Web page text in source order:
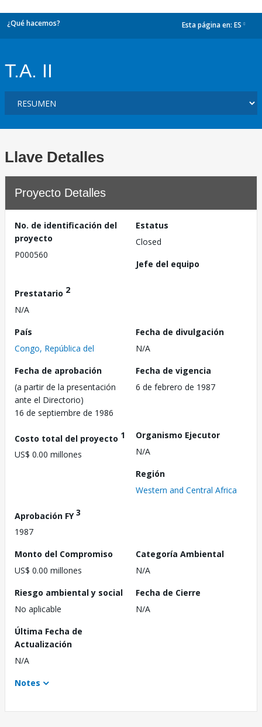
¿Qué hacemos? Esta página en: ES
T.A. II
Llave Detalles
Proyecto Detalles
No. de identificación del
proyecto
P000560
Estatus
Closed
Jefe del equipo
Prestatario 2
N/A
País
Congo, República del
Fecha de divulgación
N/A
Fecha de aprobación
(a partir de la presentación
ante el Directorio)
16 de septiembre de 1986
Fecha de vigencia
6 de febrero de 1987
Costo total del proyecto 1
US$ 0.00 millones
Organismo Ejecutor
N/A
Región
Western and Central Africa
Aprobación FY3
1987
Monto del Compromiso
US$ 0.00 millones
Categoría Ambiental
N/A
Riesgo ambiental y social
No aplicable
Fecha de Cierre
N/A
Última Fecha de
Actualización
N/A
Notes